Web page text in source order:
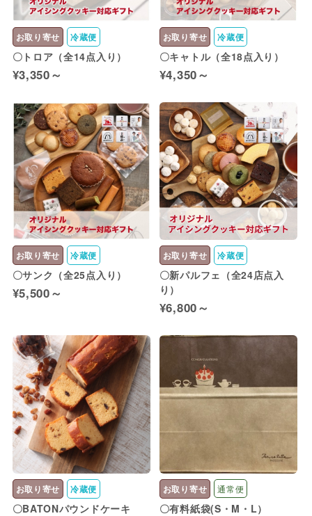
お取り寄せ 冷蔵便
〇トロア（全14点入り）
¥3,350～
お取り寄せ 冷蔵便
〇キャトル（全18点入り）
¥4,350～
お取り寄せ 冷蔵便
〇サンク（全25点入り）
¥5,500～
お取り寄せ 冷蔵便
〇新パルフェ（全24店点入
り）
¥6,800～
お取り寄せ 冷蔵便
〇BATONパウンドケーキ
お取り寄せ 通常便
〇有料紙袋(S・M・L）